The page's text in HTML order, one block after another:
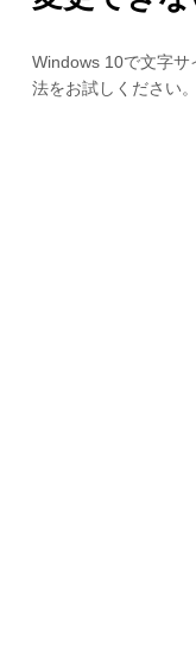
Windows 10で文字サ
法をお試しください。